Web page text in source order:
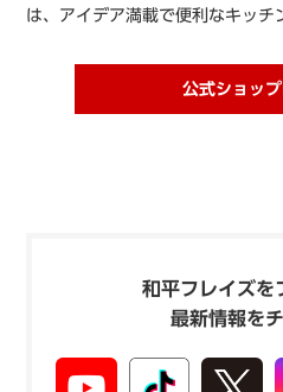
は、アイデア満載で便利なキッチ
公式ショッ
和平フレイズを
最新情報を